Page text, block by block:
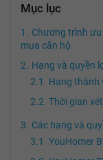
Mục lục
Chương trình
mua căn hộ
Hạng và quyền
Hạng thành
Thời gian
Các hạng và
YouHomer